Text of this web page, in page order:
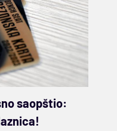
saopštio: